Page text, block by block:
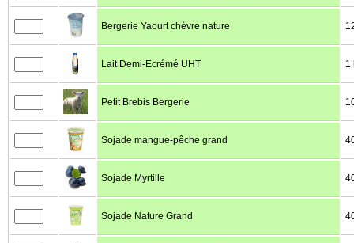
Bergerie Yaourt chèvre nature
Lait Demi-Ecrémé UHT 1
Petit Brebis Bergerie
Sojade mangue-pêche grand
Sojade Myrtille
Sojade Nature Grand